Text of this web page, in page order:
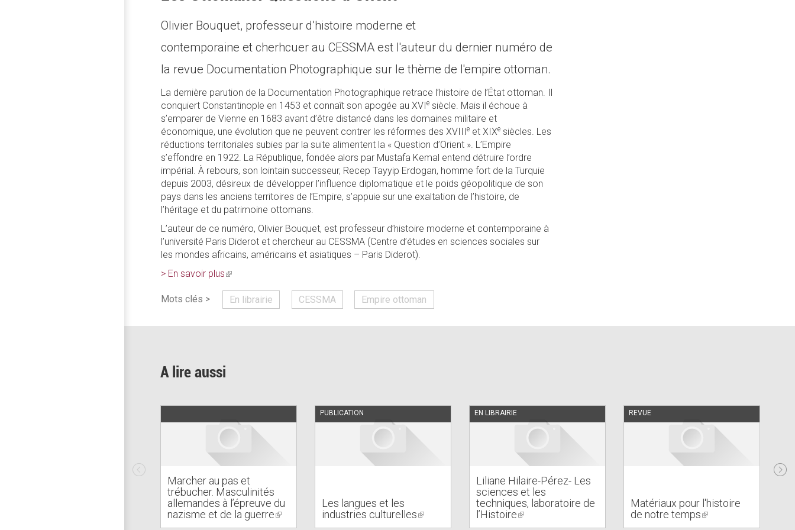
Olivier Bouquet, professeur d’histoire moderne et
contemporaine et cherhcuer au CESSMA est l'auteur du dernier numéro de
la revue Documentation Photographique sur le thème de l'empire ottoman.
La dernière parution de la Documentation Photographique retrace l’histoire de l’État ottoman. Il
conquiert Constantinople en 1453 et connaît son apogée au XVIe siècle. Mais il échoue à
s’emparer de Vienne en 1683 avant d’être distancé dans les domaines militaire et
économique, une évolution que ne peuvent contrer les réformes des XVIIIe et XIXe siècles. Les
réductions territoriales subies par la suite alimentent la « Question d’Orient ». L’Empire
s’effondre en 1922. La République, fondée alors par Mustafa Kemal entend détruire l’ordre
impérial. À rebours, son lointain successeur, Recep Tayyip Erdogan, homme fort de la Turquie
depuis 2003, désireux de développer l’influence diplomatique et le poids géopolitique de son
pays dans les anciens territoires de l’Empire, s’appuie sur une exaltation de l’histoire, de
l’héritage et du patrimoine ottomans.
L’auteur de ce numéro, Olivier Bouquet, est professeur d’histoire moderne et contemporaine à
l’université Paris Diderot et chercheur au CESSMA (Centre d’études en sciences sociales sur
les mondes africains, américains et asiatiques – Paris Diderot).
> En savoir plus(link
external)
Mots clés > En librairie CESSMA Empire ottoman
A lire aussi
Marcher au pas et
trébucher. Masculinités
allemandes à l’épreuve du
nazisme et de la guerre(link
is
PUBLICATION
Les langues et les
industries culturelles(link
is
EN LIBRAIRIE
Liliane Hilaire-Pérez- Les
sciences et les
techniques, laboratoire de
l’Histoire(link
is
REVUE
Matériaux pour l'histoire
de notre temps(link
is